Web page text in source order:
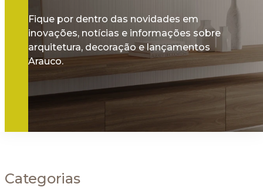
Fique por dentro das novidades em
inovações, notícias e informações sobre
arquitetura, decoração e lançamentos
Arauco.
Categorias